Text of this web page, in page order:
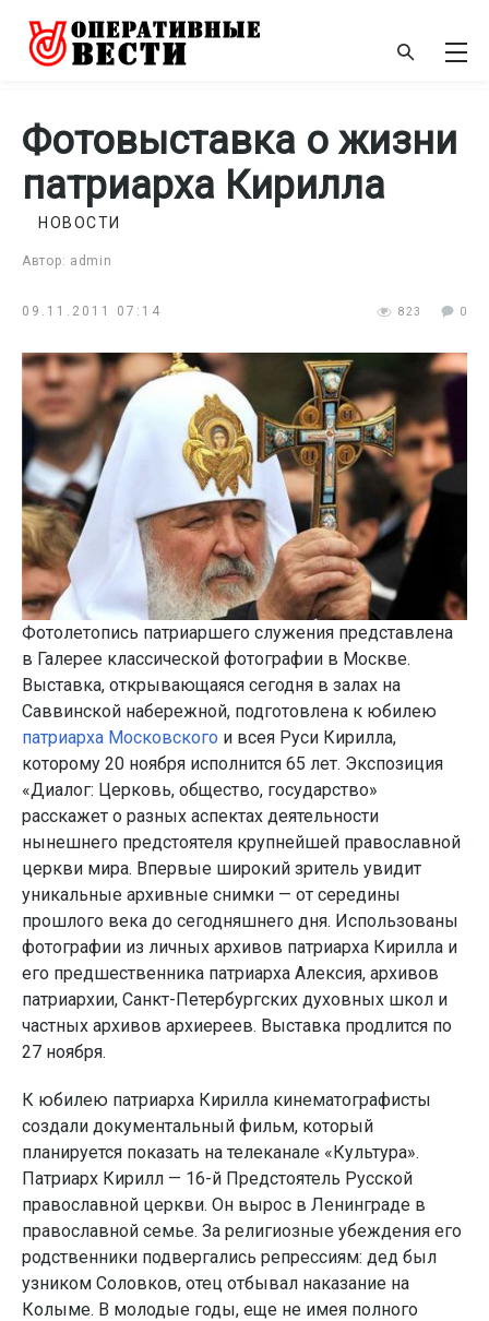
Фотовыставка о жизни
патриарха Кирилла
Автор: admin
НОВОСТИ
09.11.2011 07:14 823 0
Фотолетопись патриаршего служения представлена
в Галерее классической фотографии в Москве.
Выставка, открывающаяся сегодня в залах на
Саввинской набережной, подготовлена к юбилею
патриарха Московского и всея Руси Кирилла,
которому 20 ноября исполнится 65 лет. Экспозиция
«Диалог: Церковь, общество, государство»
расскажет о разных аспектах деятельности
нынешнего предстоятеля крупнейшей православной
церкви мира. Впервые широкий зритель увидит
уникальные архивные снимки — от середины
прошлого века до сегодняшнего дня. Использованы
фотографии из личных архивов патриарха Кирилла и
его предшественника патриарха Алексия, архивов
патриархии, Санкт-Петербургских духовных школ и
частных архивов архиереев. Выставка продлится по
27 ноября.
К юбилею патриарха Кирилла кинематографисты
создали документальный фильм, который
планируется показать на телеканале «Культура».
Патриарх Кирилл — 16-й Предстоятель Русской
православной церкви. Он вырос в Ленинграде в
православной семье. За религиозные убеждения его
родственники подвергались репрессиям: дед был
узником Соловков, отец отбывал наказание на
Колыме. В молодые годы, еще не имея полного